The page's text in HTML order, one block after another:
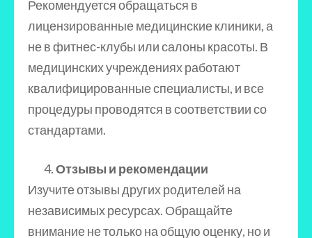
Рекомендуется обращаться в
лицензированные медицинские клиники, а
не в фитнес-клубы или салоны красоты. В
медицинских учреждениях работают
квалифицированные специалисты, и все
процедуры проводятся в соответствии со
стандартами.
Отзывы и рекомендации
Изучите отзывы других родителей на
независимых ресурсах. Обращайте
внимание не только на общую оценку, но и